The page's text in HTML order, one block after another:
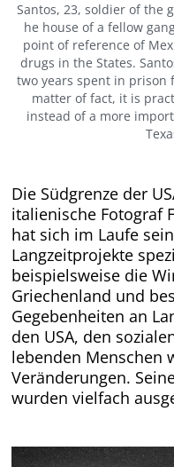
Santos, 23, soldier of the
he house of a fellow
point of reference of
drugs in the States.
two years spent in prison
matter of fact, it is
instead of a more
Die Südgrenze der
italienische Fotograf
hat sich im Laufe
Langzeitprojekte
beispielsweise die
Griechenland und
Gegebenheiten an
den USA, den
lebenden Menschen
Veränderungen.
wurden vielfach